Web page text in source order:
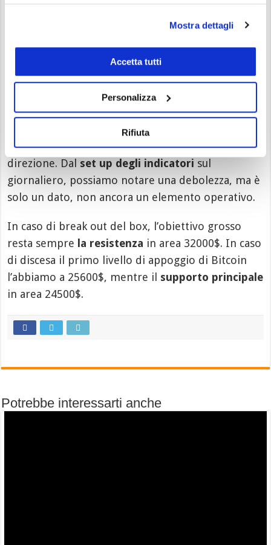
Mostra dettagli
Accetta tutti
Personalizza
Rifiuta
Ovviamente al box range si accompagna anche una
. Ciò è confermato dalle
Resistenze e supporti di Bitcoin
Le fasi di congestioni, più lunghe sono più
danno seguito a forti movimenti
direzionali.Il problema è sempre individuare la
direzione. Dal set up degli indicatori sul
giornaliero, possiamo notare una debolezza, ma è
solo un dato, non ancora un elemento operativo.
In caso di break out del box, l’obiettivo grosso
resta sempre la resistenza in area 32000$. In caso
di discesa il primo livello di appoggio di Bitcoin
l’abbiamo a 25600$, mentre il supporto principale
in area 24500$.
Potrebbe interessarti anche